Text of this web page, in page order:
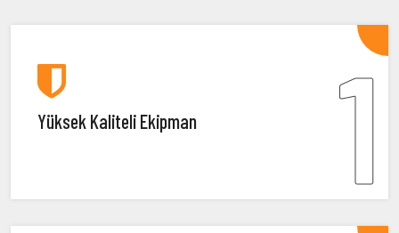
1
Yüksek Kaliteli Ekipman